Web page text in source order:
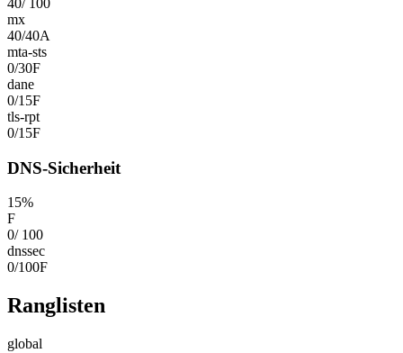
mx
40/40A
mta-sts
0/30F
dane
0/15F
tls-rpt
0/15F
DNS-Sicherheit
15%
F
0/ 100
dnssec
0/100F
Ranglisten
global